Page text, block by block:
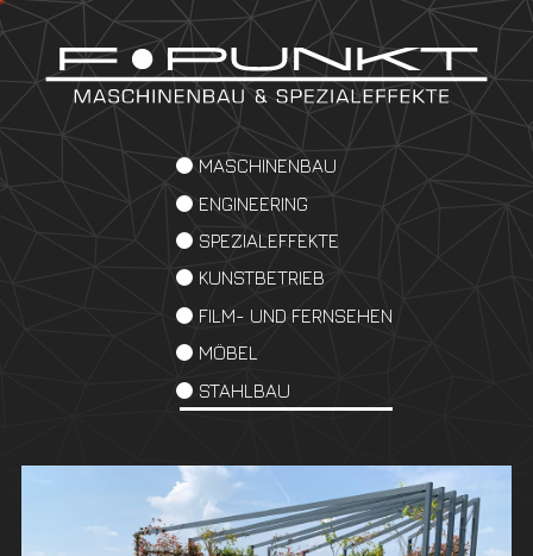
MASCHINENBAU
ENGINEERING
SPEZIALEFFEKTE
KUNSTBETRIEB
FILM- UND FERNSEHEN
MÖBEL
STAHLBAU